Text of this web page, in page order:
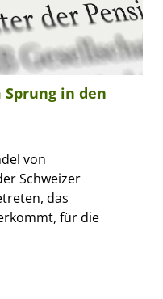
Sprung in den
von
Schweizer
das
für die